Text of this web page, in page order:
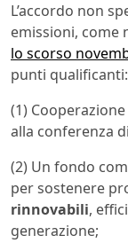
L’accordo non
emissioni, come
lo scorso
punti qualificanti:
(1)
alla conferenza
(2) Un fondo
per sostenere
rinnovabili,
generazione;